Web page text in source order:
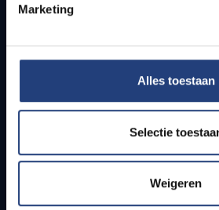
Marketing
Alles toestaan
Selectie
Weigeren
Studenten
PhD-studenten
Leerkrachten en secundaire